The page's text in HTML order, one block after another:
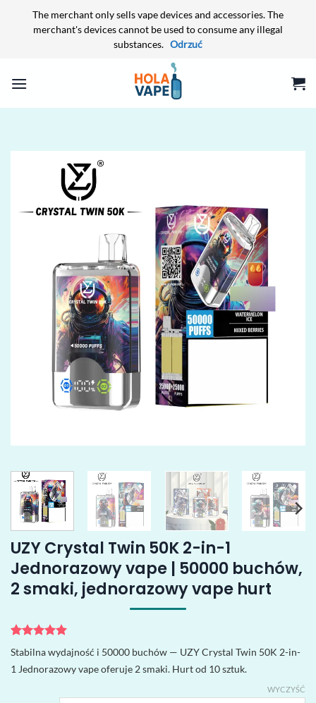
The merchant only sells vape devices and accessories. The
merchant's devices cannot be used to consume any illegal
substances. Odrzuć
UZY Crystal Twin 50K 2-in-1
Jednorazowy vape | 50000 buchów,
2 smaki, jednorazowy vape hurt
Oceniony
5
na 5 na
podstawie
1
Stabilna wydajność i 50000 buchów — UZY Crystal Twin 50K 2-in-
1 Jednorazowy vape oferuje 2 smaki. Hurt od 10 sztuk.
WYCZYŚĆ